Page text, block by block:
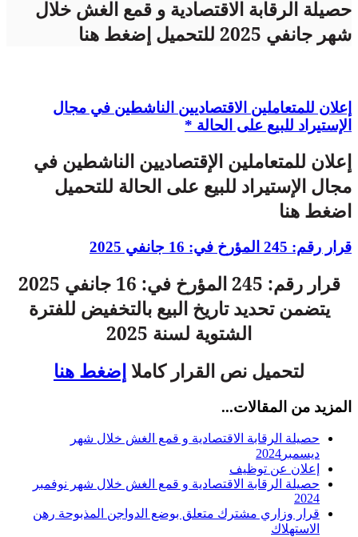
حصيلة الرقابة الاقتصادية و قمع الغش خلال
شهر جانفي 2025 للتحميل إضغط هنا
إعلان للمتعاملين الاقتصاديين الناشطين في مجال
الإستيراد للبيع على الحالة *
إعلان للمتعاملين الإقتصاديين الناشطين في
مجال الإستيراد للبيع على الحالة للتحميل
اضغط هنا
قرار رقم: 245 المؤرخ في: 16 جانفي 2025
قرار رقم: 245 المؤرخ في: 16 جانفي 2025
يتضمن تحديد تاريخ البيع بالتخفيض للفترة
الشتوية لسنة 2025
لتحميل نص القرار كاملاإضغط هنا
المزيد من المقالات...
حصيلة الرقابة الاقتصادية و قمع الغش خلال شهر
ديسمبر2024
إعلان عن توظيف
حصيلة الرقابة الاقتصادية و قمع الغش خلال شهر نوفمبر
2024
قرار وزاري مشترك متعلق بوضع الدواجن المذبوحة رهن
الاستهلاك